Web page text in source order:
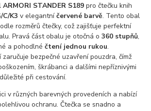
ARMORI STANDER S189 pro čtečku knih
K3 v elegantníčervené barvě. Tento obal
rozměrů čtečky, což zajišťuje perfektní
Pravá část obalu je otočná o360 stupňů,
a pohodlnéčtení jednou rukou.
bezpečné uzavření pouzdra, čímž
škrábanci a dalšími nepříznivými
při cestování.
v různých barevných provedeních a nabízí
ochranu. Čtečka se snadno a